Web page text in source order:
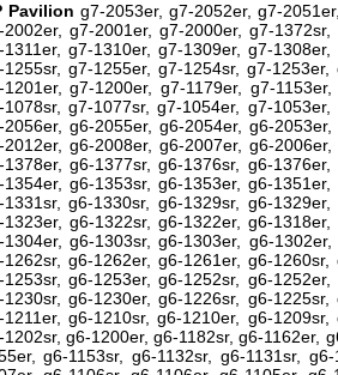
Pavilion g7-2053er, g7-2052er, g7-
2002er, g7-2001er, g7-2000er, g7-
1311er, g7-1310er, g7-1309er, g7-
1255sr, g7-1255er, g7-1254sr, g7-
1201er, g7-1200er, g7-1179er, g7-
1078sr, g7-1077sr, g7-1054er, g7-
2056er, g6-2055er, g6-2054er, g6-
2012er, g6-2008er, g6-2007er, g6-
1378er, g6-1377sr, g6-1376sr, g6-
1354er, g6-1353sr, g6-1353er, g6-
1331sr, g6-1330sr, g6-1329sr, g6-
1323er, g6-1322sr, g6-1322er, g6-
1304er, g6-1303sr, g6-1303er, g6-
1262sr, g6-1262er, g6-1261er, g6-
1253sr, g6-1253er, g6-1252sr, g6-
1230sr, g6-1230er, g6-1226sr, g6-
1211er, g6-1210sr, g6-1210er, g6-
1202sr, g6-1200er, g6-1182sr, g6-1162er,
g6-1153sr, g6-1132sr, g6-1131sr,